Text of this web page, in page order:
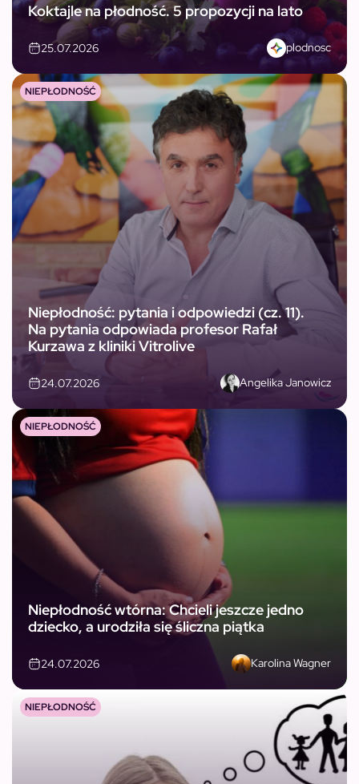
Koktajle na płodność. 5 propozycji na lato
25.07.2026 plodnosc
Niepłodność: pytania i odpowiedzi (cz. 11).
Na pytania odpowiada profesor Rafał
Kurzawa z kliniki Vitrolive
24.07.2026 Angelika Janowicz
NIEPŁODNOŚĆ
Niepłodność wtórna: Chcieli jeszcze jedno
dziecko, a urodziła się śliczna piątka
24.07.2026 Karolina Wagner
NIEPŁODNOŚĆ
NIEPŁODNOŚĆ